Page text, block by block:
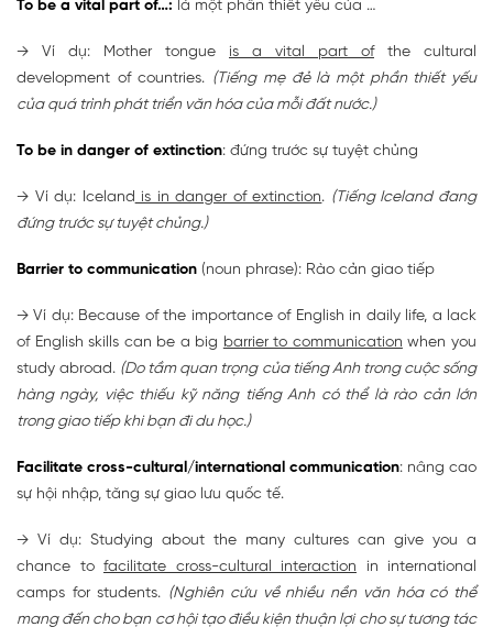
To be a vital part of…: là một phần thiết yếu của …
→ Ví dụ: Mother tongue is a vital part ofthe cultural
development of countries. (Tiếng mẹ đẻ là một phần thiết yếu
của quá trình phát triển văn hóa của mỗi đất nước.)
To be in danger of extinction: đứng trước sự tuyệt chủng
→ Ví dụ: Iceland is in danger of extinction. (Tiếng Iceland đang
đứng trước sự tuyệt chủng.)
Barrier to communication (noun phrase): Rào cản giao tiếp
→ Ví dụ: Because of the importance of English in daily life, a lack
of English skills can be a big barrier to communication when you
study abroad. (Do tầm quan trọng của tiếng Anh trong cuộc sống
hàng ngày, việc thiếu kỹ năng tiếng Anh có thể là rào cản lớn
trong giao tiếp khi bạn đi du học.)
Facilitate cross-cultural/international communication: nâng cao
sự hội nhập, tăng sự giao lưu quốc tế.
→ Ví dụ: Studying about the many cultures can give you a
chance to facilitate cross-cultural interaction in international
camps for students. (Nghiên cứu về nhiều nền văn hóa có thể
mang đến cho bạn cơ hội tạo điều kiện thuận lợi cho sự tương tác